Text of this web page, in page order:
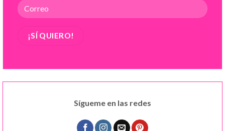
Sígueme en las redes